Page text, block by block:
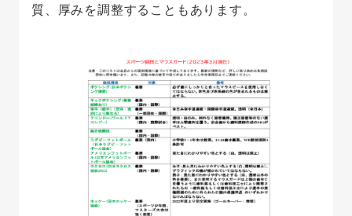
質、厚みを調整することもあります。